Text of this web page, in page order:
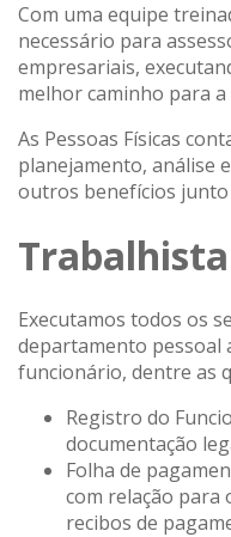
Com uma equipe
necessário para
empresariais,
melhor caminho para
As Pessoas Físicas
planejamento, análise
outros benefícios junto
Trabalhista
Executamos todos os
departamento
funcionário, dentre as
Registro do
documentação
Folha de
com relação para
recibos de